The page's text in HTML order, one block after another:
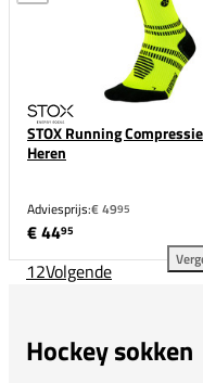
STOX Running
Heren
Adviesprijs:€ 4995
€ 4495
12Volgende
Hockey sokken